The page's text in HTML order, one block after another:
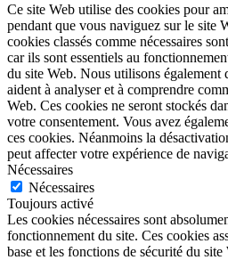
Ce site Web utilise des cookies pour
pendant que vous naviguez sur le site
cookies classés comme nécessaires
car ils sont essentiels au
du site Web. Nous utilisons également
aident à analyser et à comprendre
Web. Ces cookies ne seront stockés
votre consentement. Vous avez
ces cookies. Néanmoins la
peut affecter votre expérience de
Nécessaires
Nécessaires
Toujours activé
Les cookies nécessaires sont
fonctionnement du site. Ces cookies
base et les fonctions de sécurité du